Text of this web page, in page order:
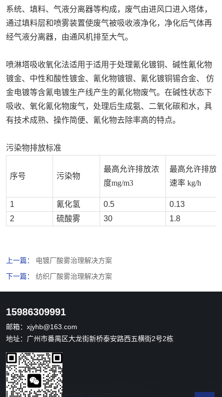
系统、填料、气液分离器等构成，废气由进风口进入塔体，
通过填料层和喷雾装置使废气被吸收液净化，净化后气体再
经气液分离器，由通风机排至大气。
喷淋塔吸收氧化法适用于适用于处理氰化镀铜、碱性氰化物
镀金、中性和酸性镀金、氰化物镀银、氰化镀铜锡合金、 仿
金电镀等含氰电镀生产线产生的氰化物废气。在碱性状态下
吸收、氧化氰化物废气，处理后生成氨、二氧化碳和水，具
有技术成熟、操作简便、氰化物去除率高的特点。
污染物排放标准
序号 污染物
最高允许排放浓
度mg/m3
最高允许排放
速率 kg/h
1 氰化氢 0.5
0.13
2
硫酸雾 30 1.8
上一篇：
电镀厂酸雾治理解决方案
下一篇：
纺织厂酸雾治理解决方案
15986309991
邮箱： xjyhb@163.com
地址：广州市番禺区大龙街新桥泰安路西五横街2号2栋